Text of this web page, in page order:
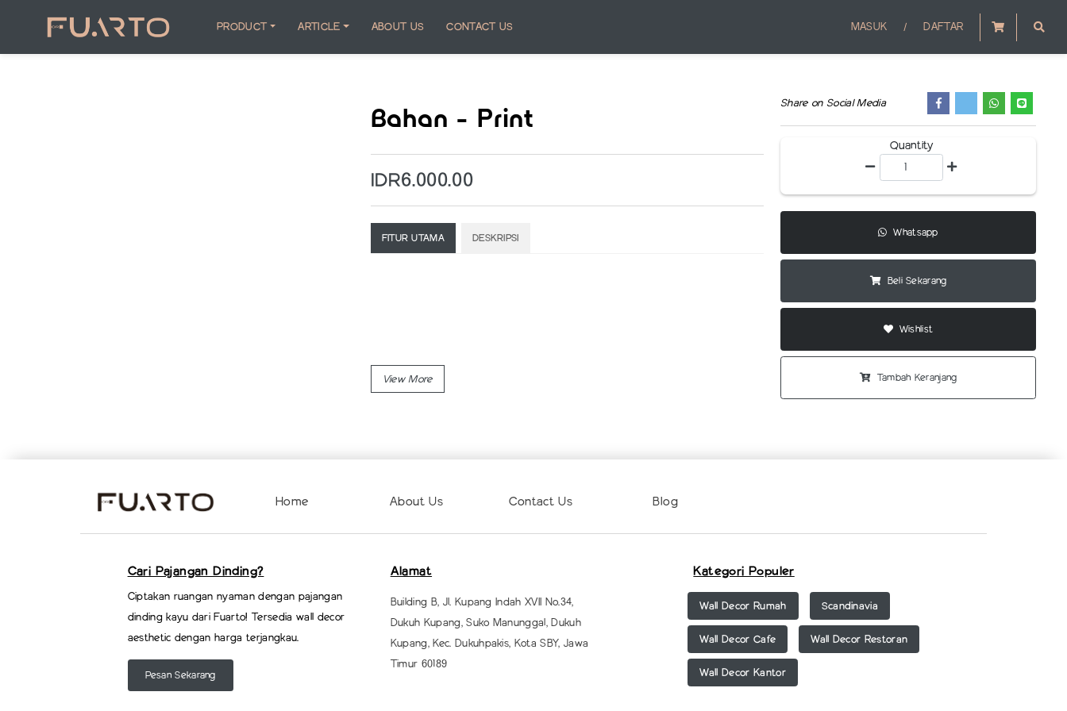
PRODUCT ARTICLE ABOUT US CONTACT US MASUK / DAFTAR
Bahan - Print
IDR6.000.00
FITUR UTAMA DESKRIPSI
Share on Social Media
Quantity
Whatsapp
Beli Sekarang
Wishlist
Tambah Keranjang
Home About Us Contact Us Blog
Cari Pajangan Dinding?
Ciptakan ruangan nyaman dengan pajangan
dinding kayu dari Fuarto! Tersedia wall decor
aesthetic dengan harga terjangkau.
Pesan Sekarang
Alamat
Building B, Jl. Kupang Indah XVII No.34,
Dukuh Kupang, Suko Manunggal, Dukuh
Kupang, Kec. Dukuhpakis, Kota SBY, Jawa
Timur 60189
Kategori Populer
Wall Decor Rumah Scandinavia
Wall Decor Cafe Wall Decor Restoran
Wall Decor Kantor